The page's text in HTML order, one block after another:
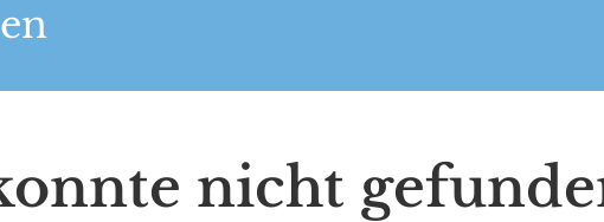
nicht